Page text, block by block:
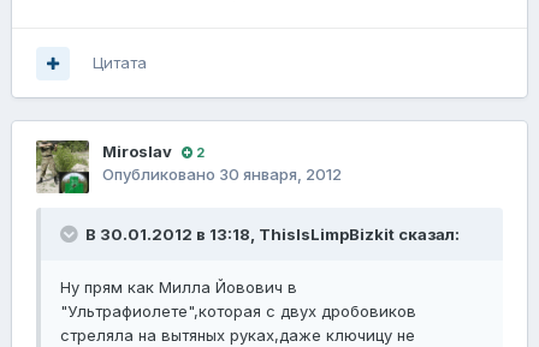
Цитата
Miroslav 2
Опубликовано 30 января, 2012
В 30.01.2012 в 13:18, ThisIsLimpBizkit сказал:
Ну прям как Милла Йовович в
"Ультрафиолете",которая с двух дробовиков
стреляла на вытяных руках,даже ключицу не